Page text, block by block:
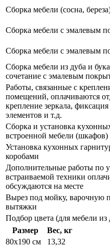
Сборка мебели (сосна,
Сборка мебели с эмалевым
Сборка мебели с эмалевым
Сборка мебели из дуба и
сочетание с эмалевым
Работы, связанные с
помещений, оплачиваются
крепление зеркала,
элементов и т.д.
Сборка и установка
встроенной мебели (шкафов)
Установка кухонных
коробами
Дополнительные работы по
встраиваемой техники
обсуждаются на месте
Вырез под мойку, варочную
вытяжки
Подбор цвета (для мебели из
Размер
Вес, кг
80x190 см
13,32